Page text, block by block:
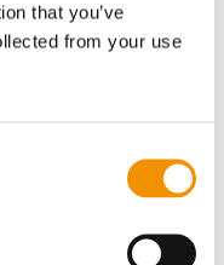
that you’ve
from your use
i forhold
til at
at man